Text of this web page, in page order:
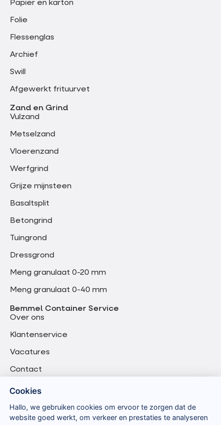
Papier en karton
Folie
Flessenglas
Archief
Swill
Afgewerkt frituurvet
Zand en Grind
Vulzand
Metselzand
Vloerenzand
Werfgrind
Grijze mijnsteen
Basaltsplit
Betongrind
Tuingrond
Dressgrond
Meng granulaat 0-20 mm
Meng granulaat 0-40 mm
Bemmel Container Service
Over ons
Klantenservice
Vacatures
Contact
Cookies
Hallo, we gebruiken cookies om ervoor te zorgen dat de
website goed werkt, om verkeer en prestaties te analyseren